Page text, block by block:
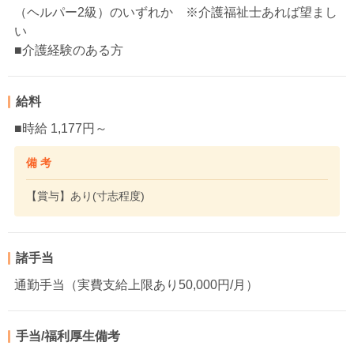
（ヘルパー2級）のいずれか ※介護福祉士あれば望まし
い
■介護経験のある方
給料
■時給 1,177円～
備 考
【賞与】あり(寸志程度)
諸手当
通勤手当（実費支給上限あり50,000円/月）
手当/福利厚生備考